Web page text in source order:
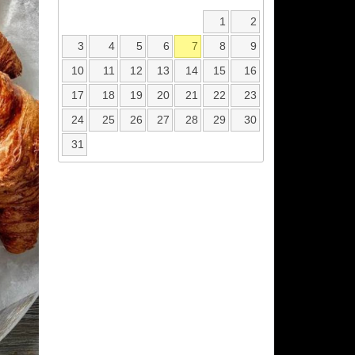
1
2
3
4 5 6 7 8
9
10
11 12 13 14 15
16
17
18 19 20 21 22
23
24
25 26 27 28 29
30
31